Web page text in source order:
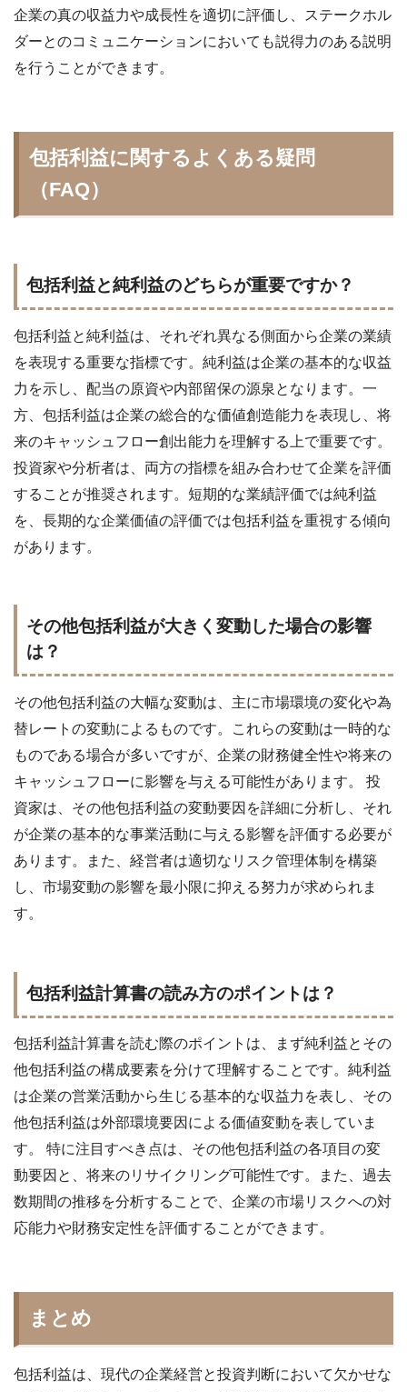
企業の真の収益力や成長性を適切に評価し、ステークホル
ダーとのコミュニケーションにおいても説得力のある説明
を行うことができます。
包括利益に関するよくある疑問
（FAQ）
包括利益と純利益のどちらが重要ですか？
包括利益と純利益は、それぞれ異なる側面から企業の業績
を表現する重要な指標です。純利益は企業の基本的な収益
力を示し、配当の原資や内部留保の源泉となります。一
方、包括利益は企業の総合的な価値創造能力を表現し、将
来のキャッシュフロー創出能力を理解する上で重要です。
投資家や分析者は、両方の指標を組み合わせて企業を評価
することが推奨されます。短期的な業績評価では純利益
を、長期的な企業価値の評価では包括利益を重視する傾向
があります。
その他包括利益が大きく変動した場合の影響
は？
その他包括利益の大幅な変動は、主に市場環境の変化や為
替レートの変動によるものです。これらの変動は一時的な
ものである場合が多いですが、企業の財務健全性や将来の
キャッシュフローに影響を与える可能性があります。 投
資家は、その他包括利益の変動要因を詳細に分析し、それ
が企業の基本的な事業活動に与える影響を評価する必要が
あります。また、経営者は適切なリスク管理体制を構築
し、市場変動の影響を最小限に抑える努力が求められま
す。
包括利益計算書の読み方のポイントは？
包括利益計算書を読む際のポイントは、まず純利益とその
他包括利益の構成要素を分けて理解することです。純利益
は企業の営業活動から生じる基本的な収益力を表し、その
他包括利益は外部環境要因による価値変動を表していま
す。 特に注目すべき点は、その他包括利益の各項目の変
動要因と、将来のリサイクリング可能性です。また、過去
数期間の推移を分析することで、企業の市場リスクへの対
応能力や財務安定性を評価することができます。
まとめ
包括利益は、現代の企業経営と投資判断において欠かせな